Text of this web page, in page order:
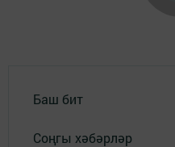
Баш бит
Соңгы хәбәрләр